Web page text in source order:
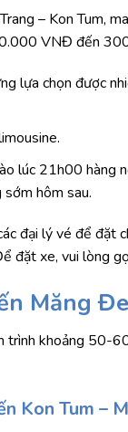
– Kon Tum,
VNĐ đến
lựa chọn được
lúc 21h00 hàng
hôm sau.
đại lý vé để
đặt xe, vui lòng
Măng
trình khoảng 50-
Kon Tum –